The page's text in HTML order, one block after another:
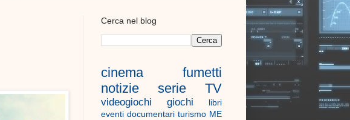
Cerca nel blog
cinema
fumetti
notizie
serie TV
videogiochi giochi
libri
eventi documentari turismo ME